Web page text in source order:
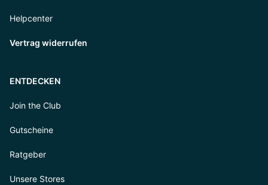
Helpcenter
Vertrag widerrufen
ENTDECKEN
Join the Club
Gutscheine
Ratgeber
Unsere Stores